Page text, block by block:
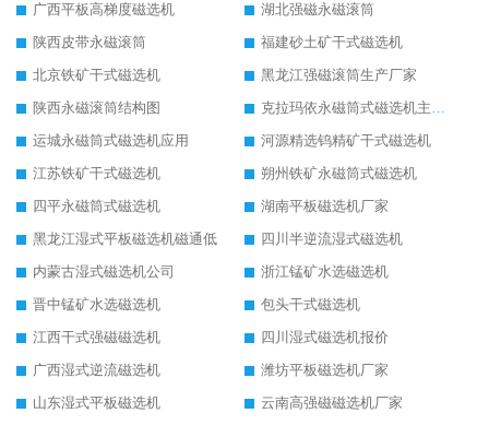
广西平板高梯度磁选机
湖北强磁永磁滚筒
陕西皮带永磁滚筒
福建砂土矿干式磁选机
北京铁矿干式磁选机
黑龙江强磁滚筒生产厂家
陕西永磁滚筒结构图
克拉玛依永磁筒式磁选机主要技术参数
运城永磁筒式磁选机应用
河源精选钨精矿干式磁选机
江苏铁矿干式磁选机
朔州铁矿永磁筒式磁选机
四平永磁筒式磁选机
湖南平板磁选机厂家
黑龙江湿式平板磁选机磁通低
四川半逆流湿式磁选机
内蒙古湿式磁选机公司
浙江锰矿水选磁选机
晋中锰矿水选磁选机
包头干式磁选机
江西干式强磁磁选机
四川湿式磁选机报价
广西湿式逆流磁选机
潍坊平板磁选机厂家
山东湿式平板磁选机
云南高强磁磁选机厂家